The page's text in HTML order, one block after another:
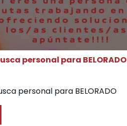
personal para BELORADO
personal para BELORADO